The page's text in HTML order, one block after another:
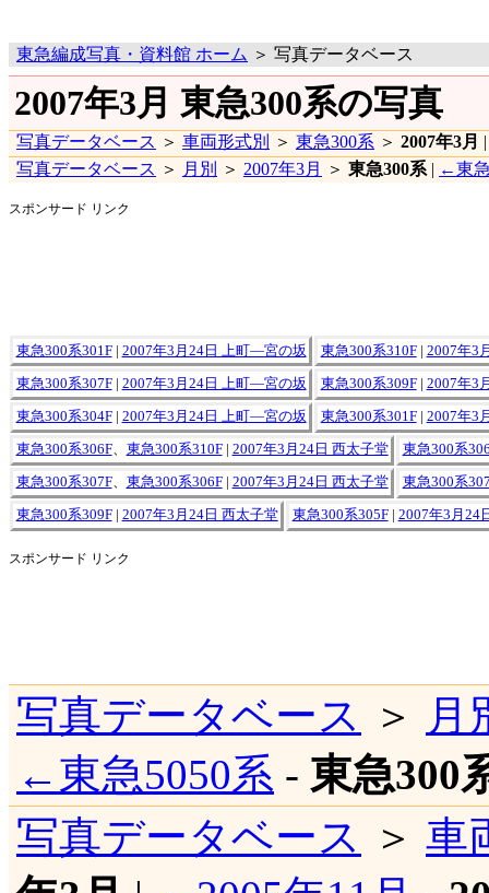
東急編成写真・資料館 ホーム ＞ 写真データベース
2007年3月 東急300系の写真
写真データベース ＞ 車両形式別 ＞ 東急300系 ＞ 2007年3月
写真データベース ＞ 月別 ＞ 2007年3月 ＞ 東急300系 | ←東
スポンサード リンク
東急300系301F| 2007年3月24日 上町―宮の坂 東急300系310F| 2007年3
東急300系307F| 2007年3月24日 上町―宮の坂 東急300系309F| 2007年3
東急300系304F| 2007年3月24日 上町―宮の坂 東急300系301F| 2007年3
東急300系306F、 東急300系310F| 2007年3月24日 西太子堂 東急300系
東急300系307F、 東急300系306F| 2007年3月24日 西太子堂 東急300系
東急300系309F| 2007年3月24日 西太子堂 東急300系305F| 2007年3月24
スポンサード リンク
写真データベース ＞
月
←東急5050系 - 東急300
写真データベース
＞ 車